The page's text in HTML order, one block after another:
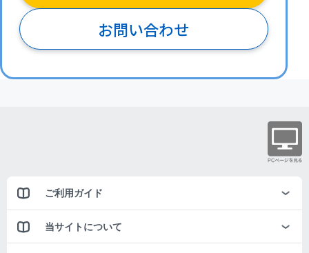
お問い合わせ
ご利用ガイド
当サイトについて